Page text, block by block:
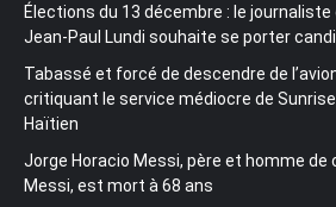
Élections du 13 décembre : le journaliste
Jean-Paul Lundi souhaite se porter
Tabassé et forcé de descendre de
critiquant le service médiocre de
Haïtien
Jorge Horacio Messi, père et homme de
Messi, est mort à 68 ans